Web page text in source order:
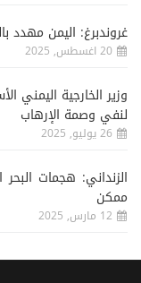
غروندبرغ: اليمن مهدد
20 اغسطس, 2025
وزير الخارجية
لنفي وصمة الإرهاب
26 يوليو, 2025
الزنداني: هجمات
ممكن
12 مارس, 2025